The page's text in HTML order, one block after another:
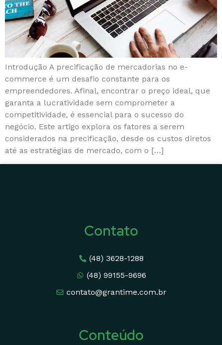
Introdução A precificação de mercadorias no e-
commerce é um desafio constante para os
empreendedores. Afinal, encontrar o preço ideal, que
garanta a lucratividade sem comprometer a
competitividade, é essencial para o sucesso do
negócio. Este artigo explora os fatores a serem
considerados na precificação, desde os custos diretos
até as estratégias de mercado, com o […]
Contato
(48) 3628-1288
(48) 99155-9696
contato@grantime.com.br
Conteúdo